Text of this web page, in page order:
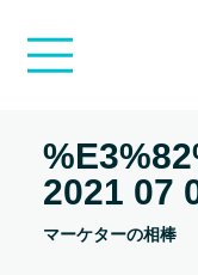
2021 07
マーケターの相棒